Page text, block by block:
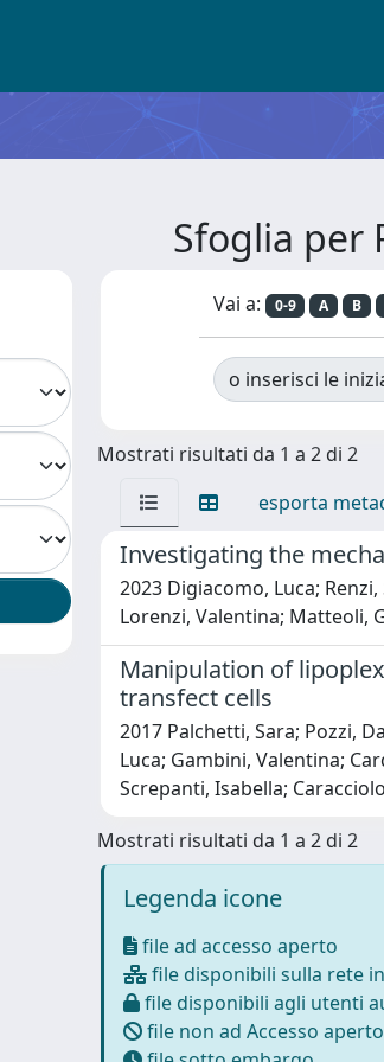
Sfoglia per
Vai a: 0-9 A B
o inserisci le
Mostrati risultati da 1 a 2 di 2
esporta
Investigating the
2023 Digiacomo, Luca;
Lorenzi, Valentina; Matteoli,
Manipulation of
transfect cells
2017 Palchetti, Sara; Pozzi,
Luca; Gambini, Valentina;
Screpanti, Isabella;
Mostrati risultati da 1 a 2 di 2
Legenda icone
file ad accesso aperto
file disponibili sulla rete
file disponibili agli utenti
file non ad Accesso aperto